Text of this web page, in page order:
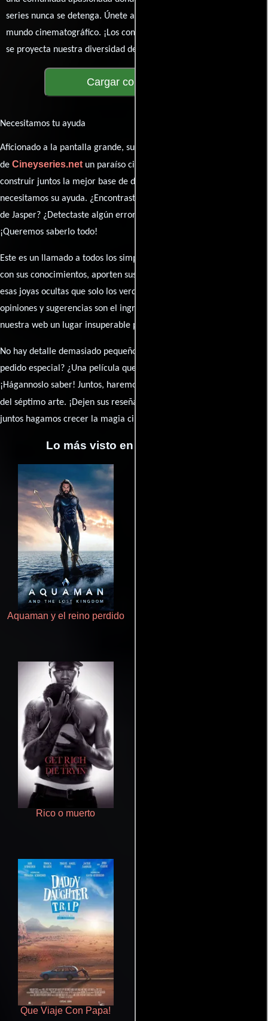
series nunca se detenga. Únete a la charla y déjanos conocer tu
mundo cinematográfico. ¡Los comentarios son la pantalla donde
se proyecta nuestra diversidad de opiniones!
Cargar comentarios
Necesitamos tu ayuda
Aficionado a la pantalla grande, su participación es clave para hacer
de Cineyseries.netun paraíso cinéfilo completo. Queremos
construir juntos la mejor base de datos cinematográfica, pero
necesitamos su ayuda. ¿Encontraste algún dato faltante en la ficha
de Jasper? ¿Detectaste algún error en la sinopsis o el elenco?
¡Queremos saberlo todo!
Este es un llamado a todos los simpatizantes del cine: contribuyan
con sus conocimientos, aporten sus descubrimientos y compartan
esas joyas ocultas que solo los verdaderos fanáticos conocen. Sus
opiniones y sugerencias son el ingrediente secreto que hará de
nuestra web un lugar insuperable para los amantes del celuloide.
No hay detalle demasiado pequeño ni opinión insignificante. ¿Algún
pedido especial? ¿Una película que sueñas con ver reseñada?
¡Hágannoslo saber! Juntos, haremos de esta comunidad el epicentro
del séptimo arte. ¡Dejen sus reseña en la
juntos hagamos crecer la magia cinematográfica!
Lo más visto en Cineyseries.net
Aquaman y el reino perdido
Rico o muerto
Que Viaje Con Papa!